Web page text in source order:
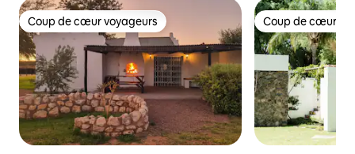
Coup de cœur voyageurs
Coup de cœur voyageurs Coup de cœur
Coup de cœur